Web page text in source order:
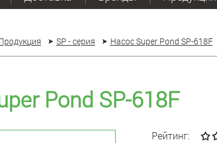
SP - серия Насос Super Pond SP-618F
Pond SP-618F
Рейтинг: